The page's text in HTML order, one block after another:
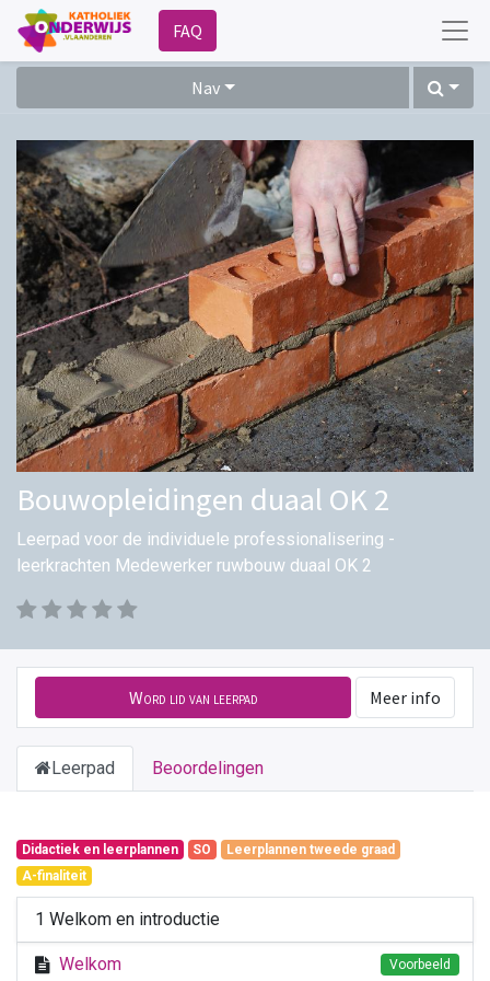
FAQ
Nav
Bouwopleidingen duaal OK 2
Leerpad voor de individuele professionalisering -
leerkrachten Medewerker ruwbouw duaal OK 2
Word lid van leerpad Meer info
Leerpad Beoordelingen
Didactiek en leerplannen SO
Leerplannen tweede graad
A-finaliteit
1 Welkom en introductie
Welkom Voorbeeld